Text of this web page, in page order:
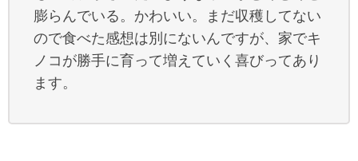
膨らんでいる。かわいい。まだ収穫してない
ので食べた感想は別にないんですが、家でキ
ノコが勝手に育って増えていく喜びってあり
ます。